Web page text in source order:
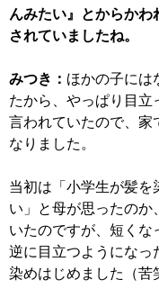
んみたい』とからかわ
されていましたね。
みつき： ほかの子には
たから、やっぱり目立
言われていたので、家
なりました。
当初は「小学生が髪を
い」と母が思ったのか
いたのですが、短くな
逆に目立つようになっ
染めはじめました（苦